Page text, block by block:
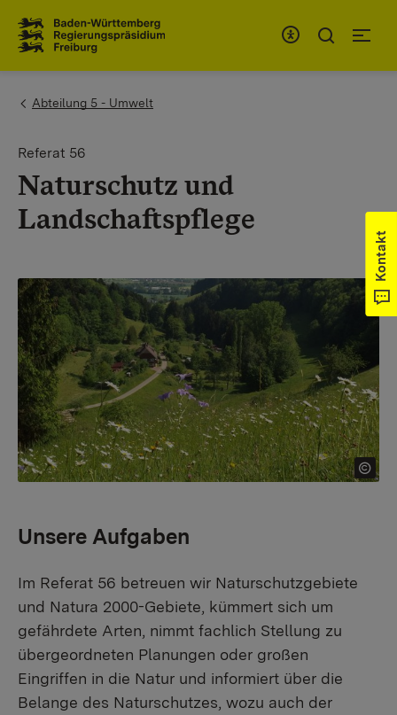
You are here:
Abteilung 5 - Umwelt
Referat 56
Naturschutz und
Landschaftspflege
Kontakt
Unsere Aufgaben
Im Referat 56 betreuen wir Naturschutzgebiete
und Natura 2000-Gebiete, kümmert sich um
gefährdete Arten, nimmt fachlich Stellung zu
übergeordneten Planungen oder großen
Eingriffen in die Natur und informiert über die
Belange des Naturschutzes, wozu auch der